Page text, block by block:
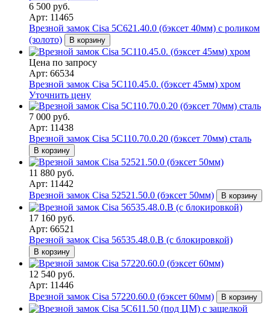
6 500 руб.
Арт: 11465
Врезной замок Cisa 5С621.40.0 (бэксет 40мм) с роликом
(золото)
В корзину
Цена по запросу
Арт: 66534
Врезной замок Cisa 5С110.45.0. (бэксет 45мм) хром
Уточнить цену
7 000 руб.
Арт: 11438
Врезной замок Cisa 5C110.70.0.20 (бэксет 70мм) сталь
В корзину
11 880 руб.
Арт: 11442
Врезной замок Cisa 52521.50.0 (бэксет 50мм)
В корзину
17 160 руб.
Арт: 66521
Врезной замок Cisa 56535.48.0.B (с блокировкой)
В корзину
12 540 руб.
Арт: 11446
Врезной замок Cisa 57220.60.0 (бэксет 60мм)
В корзину